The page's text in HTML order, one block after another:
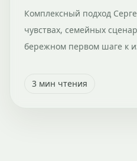
Комплексный подход
чувствах, семейных
бережном первом шаге к
3 мин чтения